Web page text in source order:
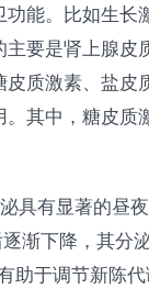
能。比如生长
要是肾上腺皮
质激素、盐皮
其中，糖皮质
具有显著的昼
渐下降，其分
助于调节新陈